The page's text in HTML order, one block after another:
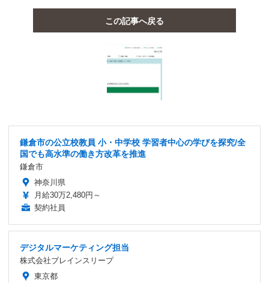
この記事へ戻る
鎌倉市の公立校教員 小・中学校 学習者中心の学びを探究/全
国でも高水準の働き方改革を推進
鎌倉市
神奈川県
月給30万2,480円～
契約社員
デジタルマーケティング担当
株式会社ブレインスリープ
東京都